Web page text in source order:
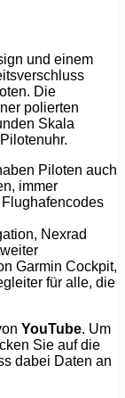
und einem
Die
polierten
Skala
Piloten auch
immer
Nexrad
Garmin Cockpit,
für alle, die
YouTube. Um
Sie auf die
dabei Daten an